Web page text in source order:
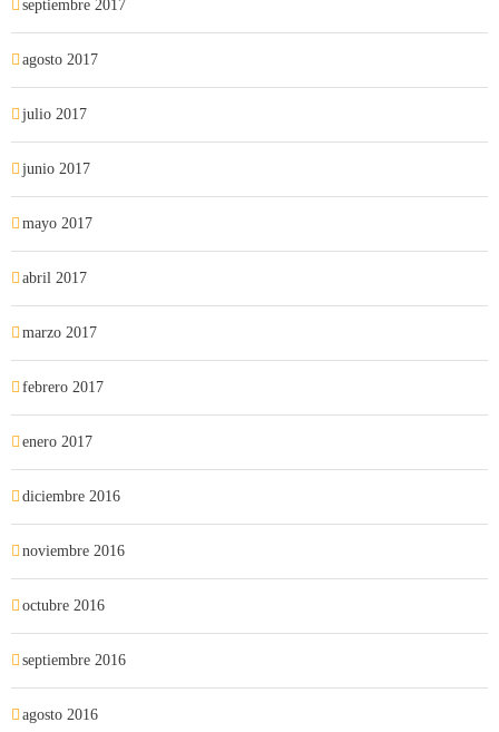
septiembre 2017
agosto 2017
julio 2017
junio 2017
mayo 2017
abril 2017
marzo 2017
febrero 2017
enero 2017
diciembre 2016
noviembre 2016
octubre 2016
septiembre 2016
agosto 2016